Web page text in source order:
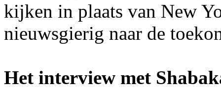
kijken in plaats van New
nieuwsgierig naar de
Het interview met